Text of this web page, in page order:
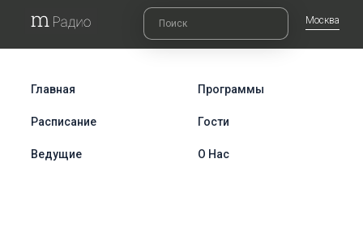
Москва
Главная Программы
Расписание Гости
Ведущие О Нас